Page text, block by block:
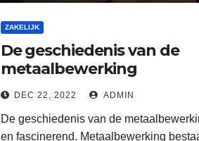
ZAKELIJK
De geschiedenis van de
metaalbewerking
DEC 22, 2022 ADMIN
De geschiedenis van de
en fascinerend. Metaalbewerking